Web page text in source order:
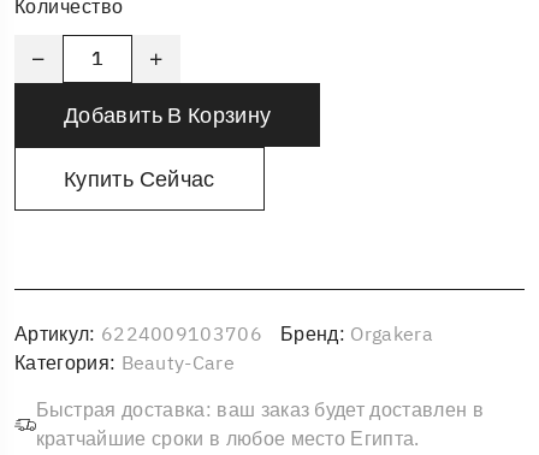
Количество
Добавить В Корзину
Купить Сейчас
Артикул: 6224009103706 Бренд: Orgakera
Категория: Beauty-Care
Быстрая доставка: ваш заказ будет доставлен в
кратчайшие сроки в любое место Египта.